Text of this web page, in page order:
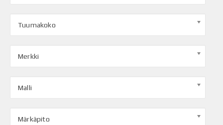
Tuumakoko
Merkki
Malli
Märkäpito